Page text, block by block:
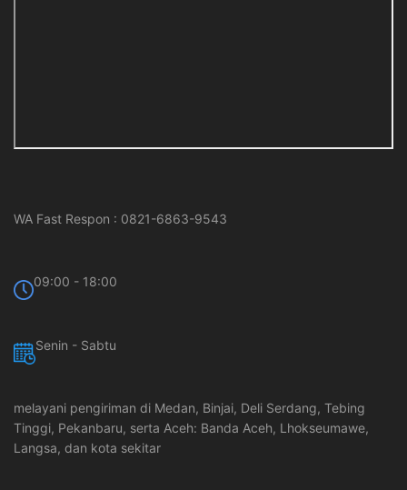
WA Fast Respon : 0821-6863-9543
09:00 - 18:00
Senin - Sabtu
melayani pengiriman di Medan, Binjai, Deli Serdang, Tebing
Tinggi, Pekanbaru, serta Aceh: Banda Aceh, Lhokseumawe,
Langsa, dan kota sekitar